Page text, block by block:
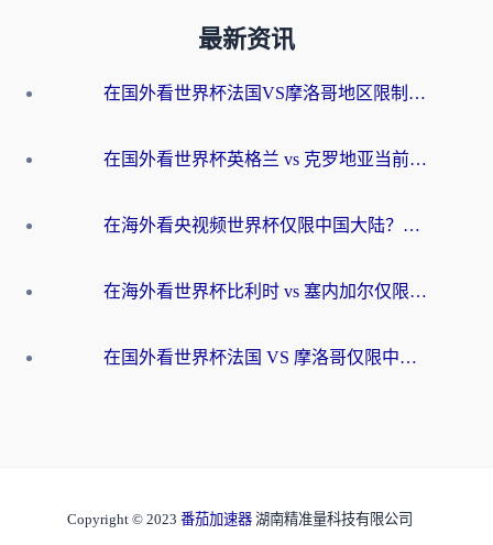
最新资讯
在国外看世界杯法国VS摩洛哥地区限制？这篇指南让你流畅看中文解说无压力
在国外看世界杯英格兰 vs 克罗地亚当前地区不可播放？这篇指南帮你搞定所有海外观赛难题
在海外看央视频世界杯仅限中国大陆？这篇指南帮你解锁中文解说+无卡顿直播
在海外看世界杯比利时 vs 塞内加尔仅限中国大陆？我找到了最流畅的中文解说之路
在国外看世界杯法国 VS 摩洛哥仅限中国大陆？海外党这样看中文解说赛事不卡顿
Copyright © 2023 番茄加速器 湖南精准量科技有限公司